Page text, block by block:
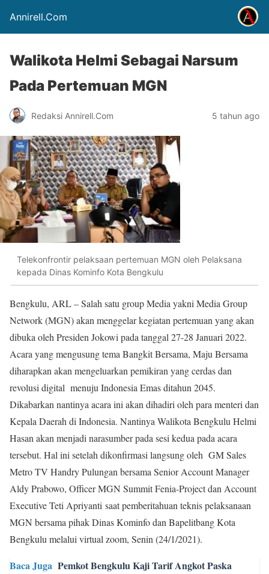
Annirell.Com
Walikota Helmi Sebagai Narsum
Pada Pertemuan MGN
Redaksi Annirell.Com 5 tahun ago
Telekonfrontir pelaksaan pertemuan MGN oleh Pelaksana
kepada Dinas Kominfo Kota Bengkulu
Bengkulu, ARL – Salah satu group Media yakni Media Group
Network (MGN) akan menggelar kegiatan pertemuan yang akan
dibuka oleh Presiden Jokowi pada tanggal 27-28 Januari 2022.
Acara yang mengusung tema Bangkit Bersama, Maju Bersama
diharapkan akan mengeluarkan pemikiran yang cerdas dan
revolusi digital menuju Indonesia Emas ditahun 2045.
Dikabarkan nantinya acara ini akan dihadiri oleh para menteri dan
Kepala Daerah di Indonesia. Nantinya Walikota Bengkulu Helmi
Hasan akan menjadi narasumber pada sesi kedua pada acara
tersebut. Hal ini setelah dikonfirmasi langsung oleh GM Sales
Metro TV Handry Pulungan bersama Senior Account Manager
Aldy Prabowo, Officer MGN Summit Fenia-Project dan Account
Executive Teti Apriyanti saat pemberitahuan teknis pelaksanaan
MGN bersama pihak Dinas Kominfo dan Bapelitbang Kota
Bengkulu melalui virtual zoom, Senin (24/1/2021).
Baca Juga Pemkot Bengkulu Kaji Tarif Angkot Paska